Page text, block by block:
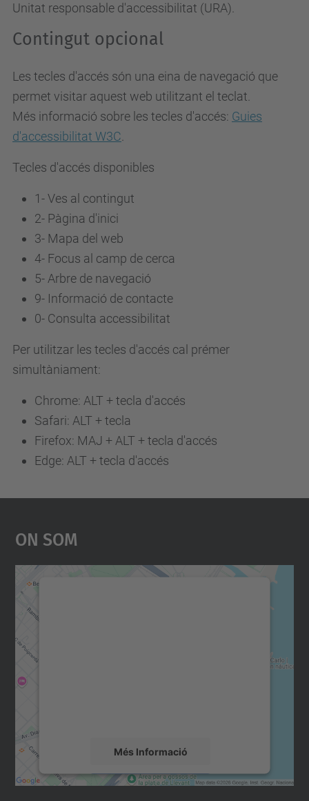
Unitat responsable d'accessibilitat (URA).
Contingut opcional
Les tecles d'accés són una eina de navegació que
permet visitar aquest web utilitzant el teclat.
Més informació sobre les tecles d'accés: Guies
d'accessibilitat W3C
Tecles d'accés disponibles
1- Ves al contingut
2- Pàgina d'inici
3- Mapa del web
4- Focus al camp de cerca
5- Arbre de navegació
9- Informació de contacte
0- Consulta accessibilitat
Per utilitzar les tecles d'accés cal prémer
simultàniament:
Chrome: ALT + tecla d'accés
Safari: ALT + tecla
Firefox: MAJ + ALT + tecla d'accés
Edge: ALT + tecla d'accés
On Som
Més Informació
Accepta